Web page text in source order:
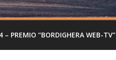
4 – PREMIO “BORDIGHERA WEB-TV”